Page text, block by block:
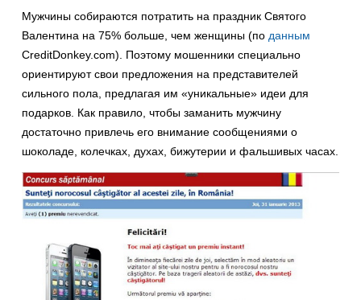
Мужчины собираются потратить на праздник Святого
Валентина на 75% больше, чем женщины (по данным
CreditDonkey.com). Поэтому мошенники специально
ориентируют свои предложения на представителей
сильного пола, предлагая им «уникальные» идеи для
подарков. Как правило, чтобы заманить мужчину
достаточно привлечь его внимание сообщениями о
шоколаде, колечках, духах, бижутерии и фальшивых часах.